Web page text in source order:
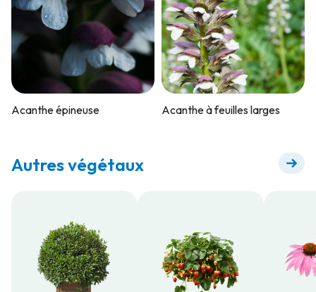
Acanthe épineuse Acanthe à feuilles larges
Autres végétaux